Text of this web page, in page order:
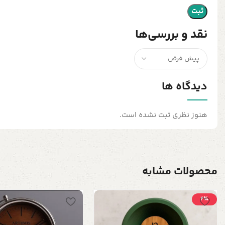
نقد و بررسی‌ها
دیدگاه ها
هنوز نظری ثبت نشده است.
محصولات مشابه
2٪